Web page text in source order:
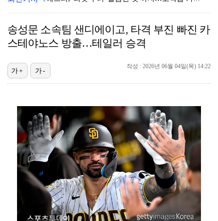
'리그 2연패 정조준' 아스널, 뉴캐슬서 기마랑이스 영…
에스파 고척돔 공연에 반가운 얼굴…아이들 미연·트와이스…
박지민 아나운서 "발리까지 갔는데…'피의 게임2' 출연…
"언론사 대표·국회의원도"…최연청, 판사 남편까지 화려…
한국 남자배구, 중국 3-0 완파하고 동아시아선수권 결…
'서명관·야고 연속골' 울산, 동해안 더비서 포항 제압…
송성문 소속팀 샌디에이고, 타격 부진 빠진 카
스테야노스 방출…테일러 승격
작성 : 2026년 06월 04일(목) 14:22
가+ 가-